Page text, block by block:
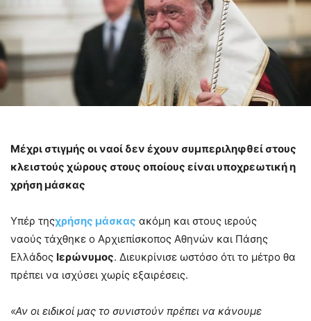
Μέχρι στιγμής οι ναοί δεν έχουν συμπεριληφθεί στους
κλειστούς χώρους στους οποίους είναι υποχρεωτική η
χρήση μάσκας
Υπέρ τηςχρήσης μάσκας ακόμη και στους ιερούς
ναούς τάχθηκε ο Αρχιεπίσκοπος Αθηνών και Πάσης
Ελλάδος Ιερώνυμος. Διευκρίνισε ωστόσο ότι το μέτρο θα
πρέπει να ισχύσει χωρίς εξαιρέσεις.
«Αν οι ειδικοί μας το συνιστούν πρέπει να κάνουμε